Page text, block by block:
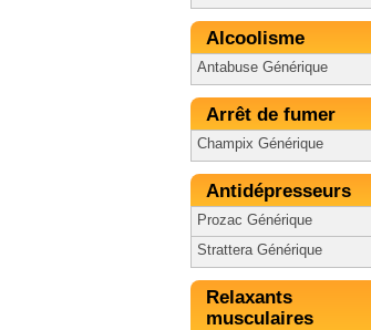
Alcoolisme
Antabuse Générique
Arrêt de fumer
Champix Générique
Antidépresseurs
Prozac Générique
Strattera Générique
Relaxants
musculaires